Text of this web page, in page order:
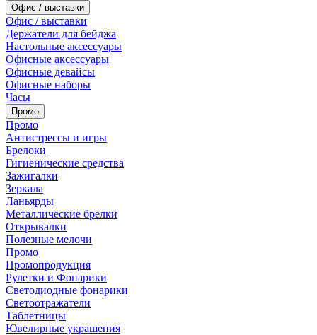
Офис / выставки
Офис / выставки
Держатели для бейджа
Настольные аксессуары
Офисные аксессуары
Офисные девайсы
Офисные наборы
Часы
Промо
Промо
Антистрессы и игры
Брелоки
Гигиенические средства
Зажигалки
Зеркала
Ланьярды
Металлические брелки
Открывалки
Полезные мелочи
Промо
Промопродукция
Рулетки и Фонарики
Светодиодные фонарики
Светоотражатели
Таблетницы
Ювелирные украшения